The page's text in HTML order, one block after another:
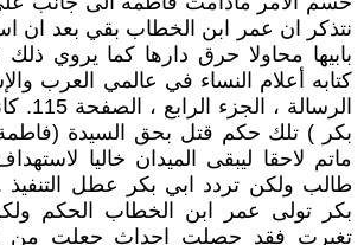
نتذكر ان عمر ابن الخطاب بقي بعد ان
بابيها محاولا حرق دارها كما يروي
كتابه أعلام النساء في عالمي العرب
الرسالة
بكر ) تلك حكم قتل بحق السيدة
ماتم لاحقا ليبقى الميدان خاليا
طالب ولكن تردد ابي بكر عطل التنفيذ
بكر تولى عمر ابن الخطاب الحكم
تغيرت فقد حصلت احداث جعلت من